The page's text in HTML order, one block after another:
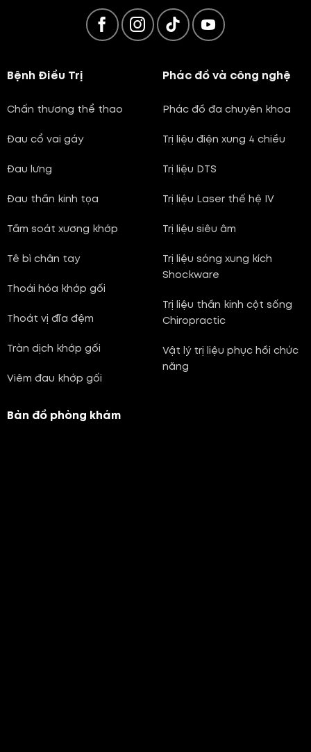
Bệnh Điều Trị
Chấn thương thể thao
Đau cổ vai gáy
Đau lưng
Đau thần kinh tọa
Tầm soát xương khớp
Tê bì chân tay
Thoái hóa khớp gối
Thoát vị đĩa đệm
Tràn dịch khớp gối
Viêm đau khớp gối
Phác đồ và công nghệ
Phác đồ đa chuyên khoa
Trị liệu điện xung 4 chiều
Trị liệu DTS
Trị liệu Laser thế hệ IV
Trị liệu siêu âm
Trị liệu sóng xung kích
Shockware
Trị liệu thần kinh cột sống
Chiropractic
Vật lý trị liệu phục hồi chức
năng
Bản đồ phòng khám